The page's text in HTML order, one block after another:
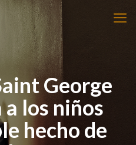
George
los niños
hecho de